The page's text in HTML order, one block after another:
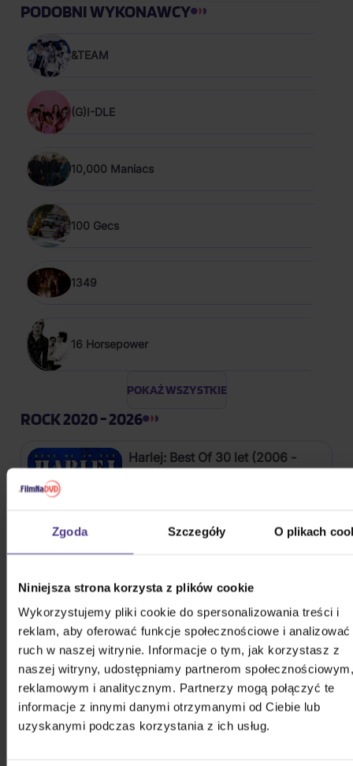
Zgoda Szczegóły O plikach
Niniejsza strona korzysta z plików cookie
Wykorzystujemy pliki cookie do spersonalizowania treści i
reklam, aby oferować funkcje społecznościowe i analizować
ruch w naszej witrynie. Informacje o tym, jak korzystasz z
naszej witryny, udostępniamy partnerom społecznościowym,
reklamowym i analitycznym. Partnerzy mogą połączyć te
informacje z innymi danymi otrzymanymi od Ciebie lub
uzyskanymi podczas korzystania z ich usług.
PODOBNI WYKONAWCY
&TEAM
(G)I-DLE
10,000 Maniacs
100 Gecs
1349
16 Horsepower
POKAŻ WSZYSTKIE
ROCK 2020 - 2026
Harlej: Best Of 30 let (2006 -
Na magazynie 54,40 zł
Kabát: Original Albums Vol.3
4CD
Na magazynie 82,60 zł
Mišík Vladimír: Vteřiny, měsíce a
roky